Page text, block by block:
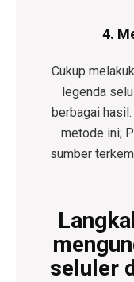
4.
Cukup
legenda
berbagai
metode ini;
sumber
seluler